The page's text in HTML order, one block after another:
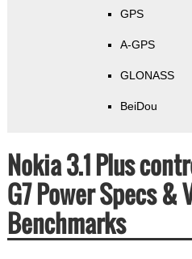
GPS
A-GPS
GLONASS
BeiDou
Nokia 3.1 Plus
G7 Power Specs &
Benchmarks